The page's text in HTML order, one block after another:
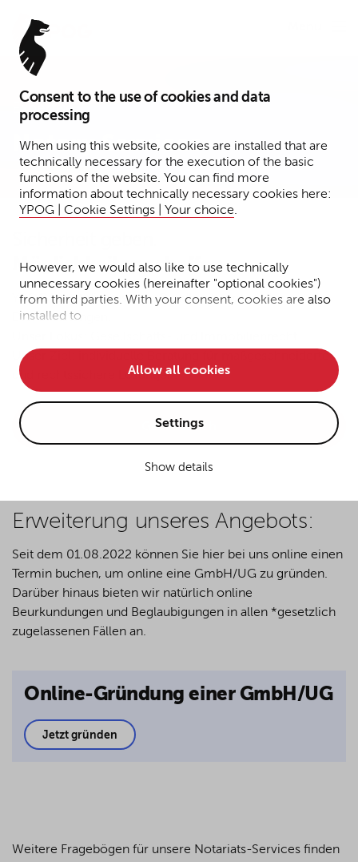
Consent to the use of cookies and data
processing
When using this website, cookies are installed that are
technically necessary for the execution of the basic
functions of the website. You can find more
information about technically necessary cookies here:
YPOG | Cookie Settings | Your choice.
However, we would also like to use technically
unnecessary cookies (hereinafter "optional cookies")
from third parties. With your consent, cookies are also
installed to
• improve the functionality of the website and
• Track your online behavior for targeted advertising
purposes.
to reject all optional cookies.
By clicking on "Settings", you can individualize your
choice of optional cookies. You can revoke or change
your consent or selection at any time by clicking on the
cookiebutton at the bottom of our website.
For more details, see the cookie settings and our
privacy policy.
Allow all cookies
Settings
Show details
Expertise
Notary Services
Möglichkeiten schaffen.
YPOG bietet die gesamte Bandbreite notarieller
Dienstleistungen.
Unser Ziel: individuelle Beratung für maßgeschneiderte
und rechtssichere Lösungen.
Get in touch
Erweiterung unseres Angebots:
Seit dem 01.08.2022 können Sie hier bei uns online einen
Termin buchen, um online eine GmbH/UG zu gründen.
Darüber hinaus bieten wir natürlich online
Beurkundungen und Beglaubigungen in allen *gesetzlich
zugelassenen Fällen an.
Online-Gründung einer GmbH/UG
Jetzt gründen
Weitere Fragebögen für unsere Notariats-Services finden